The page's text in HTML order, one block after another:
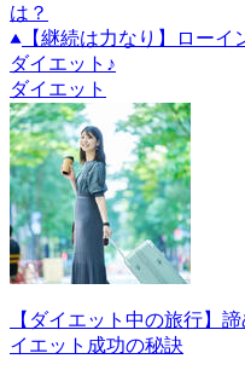
は？
【継続は力なり】ロー
ダイエット♪
ダイエット
【ダイエット中の旅行】
イエット成功の秘訣